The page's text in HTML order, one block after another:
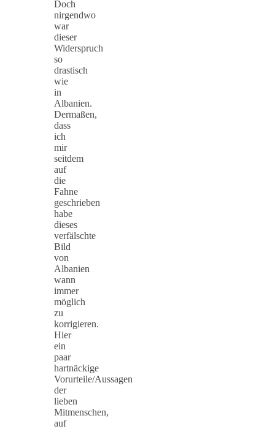
Doch
nirgendwo
war
dieser
Widerspruch
so
drastisch
wie
in
Albanien.
Dermaßen,
dass
ich
mir
seitdem
auf
die
Fahne
geschrieben
habe
dieses
verfälschte
Bild
von
Albanien
wann
immer
möglich
zu
korrigieren.
Hier
ein
paar
hartnäckige
Vorurteile/Aussagen
der
lieben
Mitmenschen,
auf